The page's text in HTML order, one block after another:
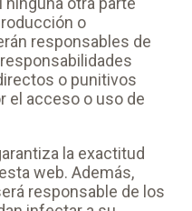
o
responsables de
o punitivos
el acceso o uso de
la exactitud
web. Además,
responsable de los